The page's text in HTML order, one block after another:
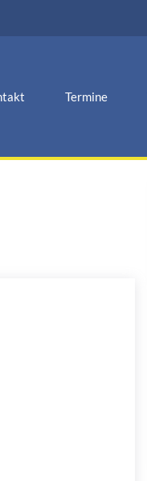
Termine